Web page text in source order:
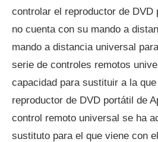
controlar el reproductor de DVD
no cuenta con su mando a
mando a distancia universal
serie de controles remotos
capacidad para sustituir a la
reproductor de DVD portátil de
control remoto universal se ha
sustituto para el que viene con